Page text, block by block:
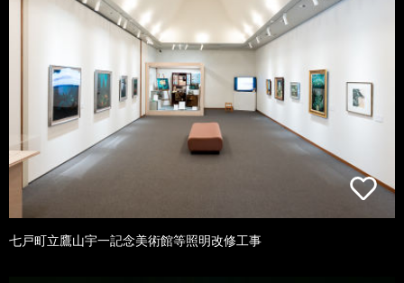
七戸町立鷹山宇一記念美術館等照明改修工事